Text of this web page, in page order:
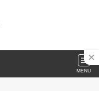
MENU